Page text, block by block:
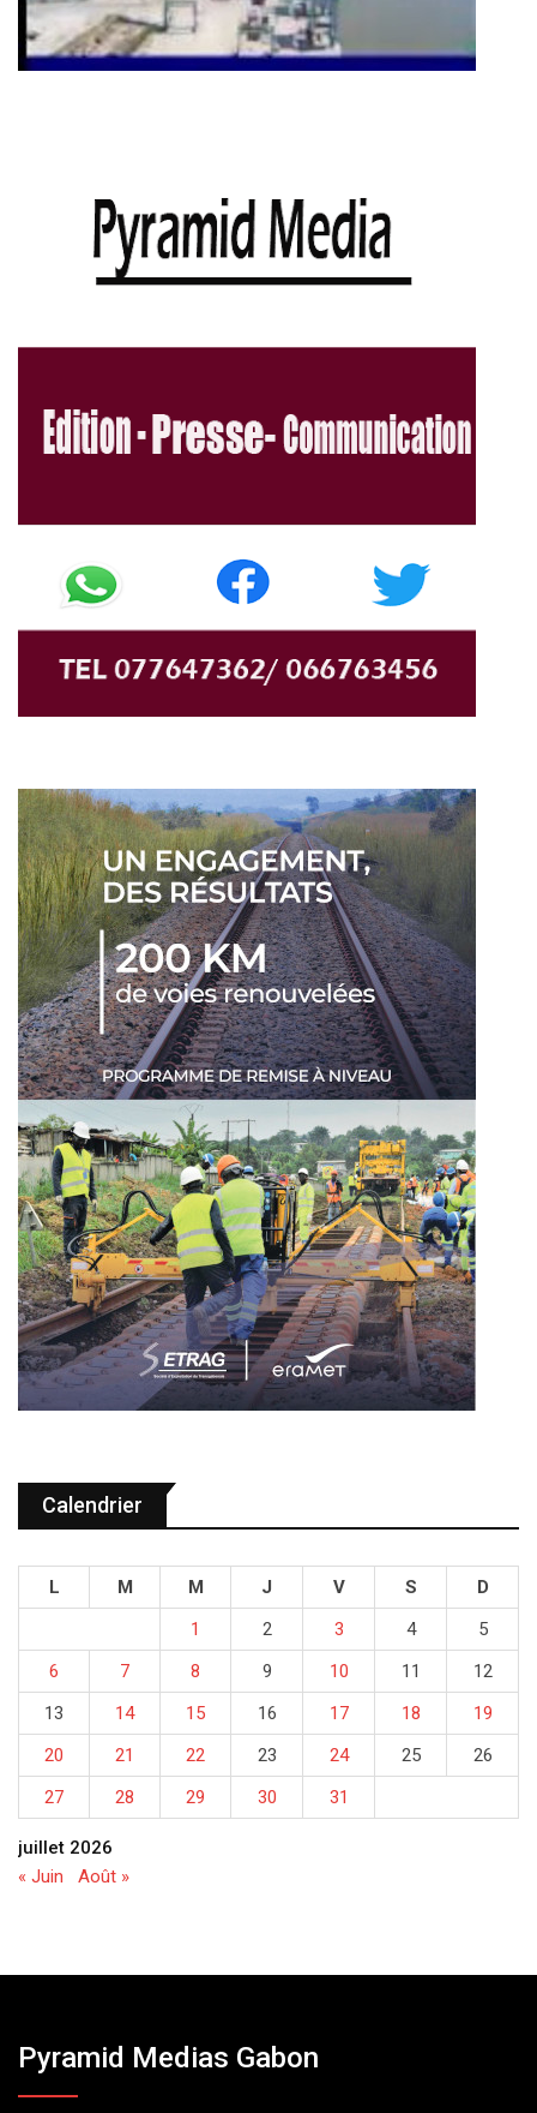
Calendrier
juillet 2026
L M M J V S
D
1
2 3 4
5
6
7 8 9 10 11
12
13
14 15 16 17 18
19
20
21 22 23 24 25
26
27
28 29 30 31
« Juin Août »
Pyramid Medias Gabon